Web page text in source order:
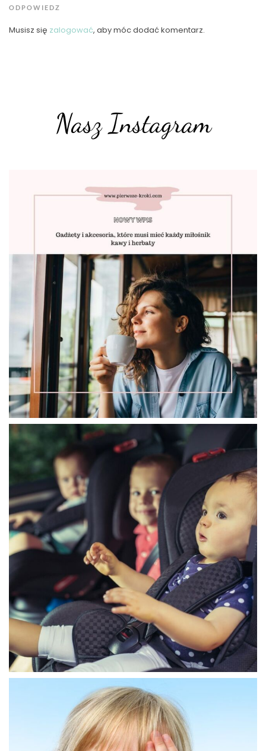
ODPOWIEDZ
Musisz się zalogować, aby móc dodać komentarz.
Nasz Instagram